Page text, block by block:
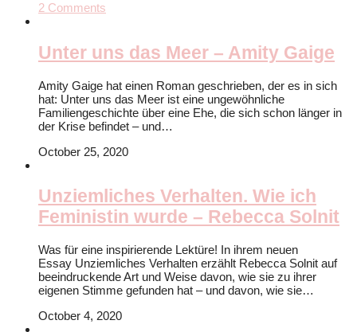
2 Comments
Unter uns das Meer – Amity Gaige
Amity Gaige hat einen Roman geschrieben, der es in sich
hat: Unter uns das Meer ist eine ungewöhnliche
Familiengeschichte über eine Ehe, die sich schon länger in
der Krise befindet – und…
October 25, 2020
Unziemliches Verhalten. Wie ich
Feministin wurde – Rebecca Solnit
Was für eine inspirierende Lektüre! In ihrem neuen
Essay Unziemliches Verhalten erzählt Rebecca Solnit auf
beeindruckende Art und Weise davon, wie sie zu ihrer
eigenen Stimme gefunden hat – und davon, wie sie…
October 4, 2020